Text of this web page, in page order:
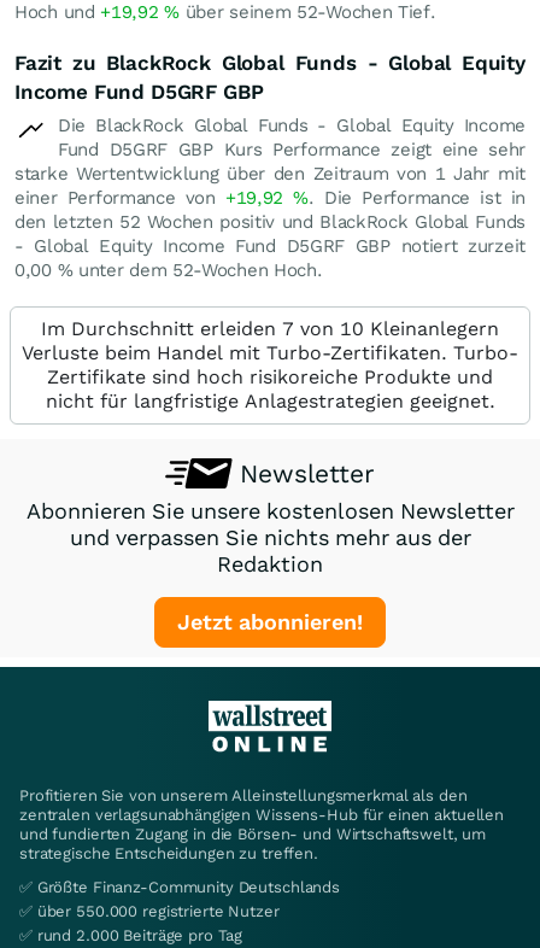
Hoch und +19,92%über seinem 52-Wochen Tief.
Fazit zu BlackRock Global Funds - Global Equity
Income Fund D5GRF GBP
Die BlackRock Global Funds - Global Equity Income
Fund D5GRF GBP Kurs Performance zeigt eine sehr
starke Wertentwicklung über den Zeitraum von 1 Jahr mit
einer Performance von +19,92%. Die Performance ist in
den letzten 52 Wochen positiv und BlackRock Global Funds
- Global Equity Income Fund D5GRF GBP notiert zurzeit
0,00 %unter dem 52-Wochen Hoch.
Im Durchschnitt erleiden 7 von 10 Kleinanlegern
Verluste beim Handel mit Turbo-Zertifikaten. Turbo-
Zertifikate sind hoch risikoreiche Produkte und
nicht für langfristige Anlagestrategien geeignet.
Newsletter
Abonnieren Sie unsere kostenlosen Newsletter
und verpassen Sie nichts mehr aus der
Redaktion
Jetzt abonnieren!
Profitieren Sie von unserem Alleinstellungsmerkmal als den
zentralen verlagsunabhängigen Wissens-Hub für einen aktuellen
und fundierten Zugang in die Börsen- und Wirtschaftswelt, um
strategische Entscheidungen zu treffen.
✅ Größte Finanz-Community Deutschlands
✅ über 550.000 registrierte Nutzer
✅ rund 2.000 Beiträge pro Tag